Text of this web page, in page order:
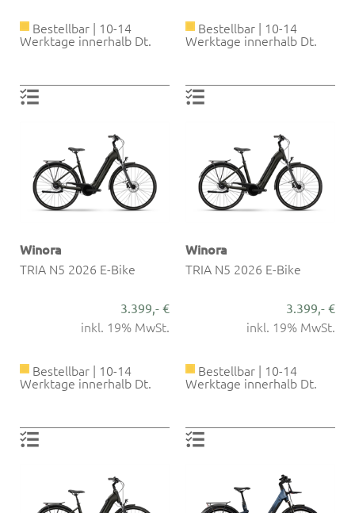
Bestellbar | 10-14
Werktage innerhalb Dt.
Bestellbar | 10-14
Werktage innerhalb Dt.
Winora
TRIA N5 2026 E-Bike
3.399,- €
inkl. 19% MwSt.
Bestellbar | 10-14
Werktage innerhalb Dt.
Winora
TRIA N5 2026 E-Bike
3.399,- €
inkl. 19% MwSt.
Bestellbar | 10-14
Werktage innerhalb Dt.